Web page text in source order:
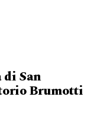
di San
Brumotti